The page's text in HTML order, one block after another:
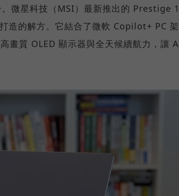
微星科技（MSI）最新推出的 Prestige
造的解方。它結合了微軟 Copilot+ PC 架
畫質 OLED 顯示器與全天候續航力，讓